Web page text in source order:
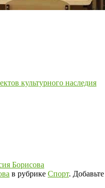
культурного наследия
Борисова
в рубрике Спорт.